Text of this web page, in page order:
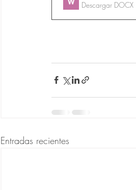
Descargar
Entradas recientes